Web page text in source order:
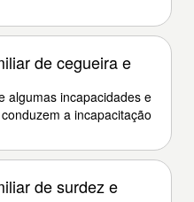
de cegueira e
algumas incapacidades e
a incapacitação
de surdez e